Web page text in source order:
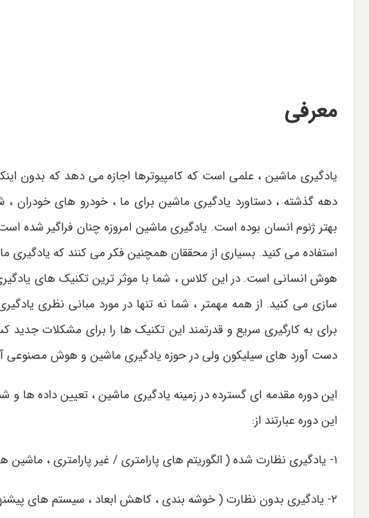
معرفی
یادگیری ماشین ، علمی است که کامپیوترها اجازه می دهد که بدون
دهه گذشته ، دستاورد یادگیری ماشین برای ما ، خودرو های خودران
بهتر ژنوم انسان بوده است. یادگیری ماشین امروزه چنان فراگیر شده
استفاده می کنید. بسیاری از محققان همچنین فکر می کنند که
هوش انسانی است. در این کلاس ، شما با موثر ترین تکنیک های
سازی می کنید. از همه مهمتر ، شما نه تنها در مورد مبانی نظری
برای به کارگیری سریع و قدرتمند این تکنیک ها را برای مشکلات
دست آورد های سیلیکون ولی در حوزه یادگیری ماشین و هوش مصنوعی
این دوره مقدمه ای گسترده در زمینه یادگیری ماشین ، تعیین داده ها و
این دوره عبارتند از:
۱- یادگیری نظارت شده ( الگوریتم های پارامتری / غیر پارامتری ، ماشین های بردار پشتیبان ، کرنل ها ، شبکه های عصبی )
۲- یادگیری بدون نظارت ( خوشه بندی ، کاهش ابعاد ، سیستم های پیشنهاد دهنده ، یادگیری عمیق )